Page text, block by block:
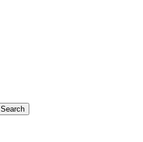
Search